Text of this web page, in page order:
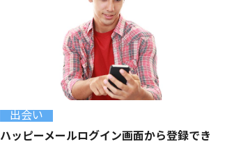
出会い
ハッピーメールログイン画面から登録でき